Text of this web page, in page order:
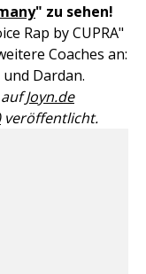
" zu sehen!
Rap by CUPRA"
Coaches an:
Dardan.
aufJoyn.de
veröffentlicht.